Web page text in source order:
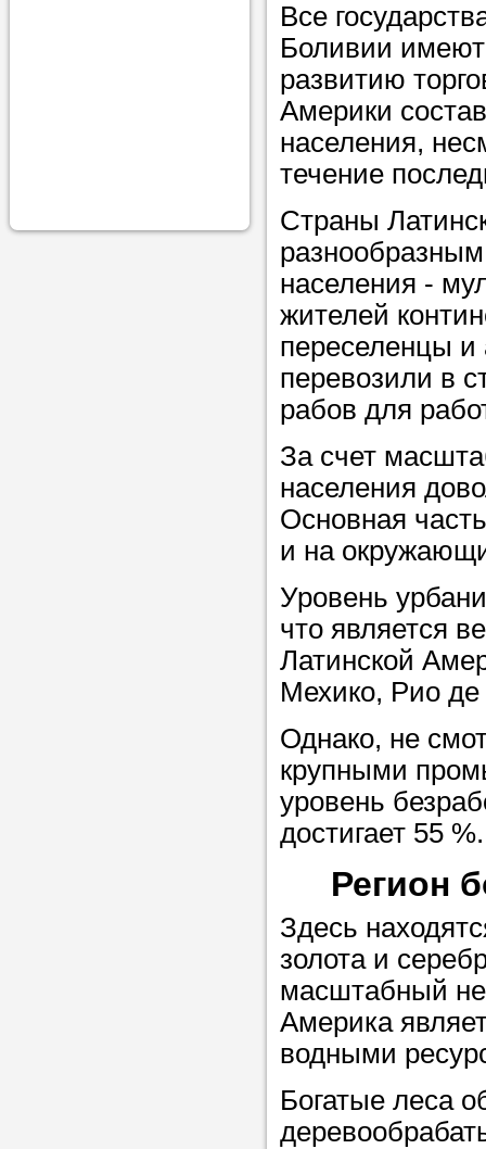
голову, к
помощью -
Nado5.ru!
Наши
помогут
советам,
репетитора
Совет 1.
упростить
достаточно
нам, и
репетитора,
максимально
ваши
Мы
советам,
репетитора
Совет 2.
заявку на
то в поле
укажите как
чтобы мы
Все
Боливии имеют
развитию
Америки
населения,
течение
Страны
населения -
жителей
переселенцы и
перевозили в
рабов для
За счет
населения
Основная
и на
Уровень
что является
Латинской
Мехико, Рио
Однако, не
крупными
уровень
достигает 55
Регион
Здесь
золота и
масштабный
Америка
водными
Богатые леса